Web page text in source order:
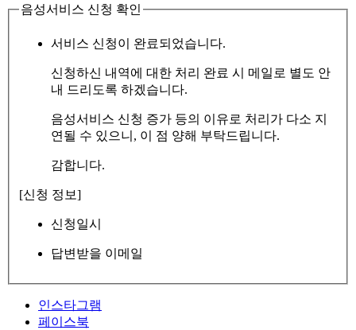
음성서비스 신청 확인
서비스 신청이 완료되었습니다.
신청하신 내역에 대한 처리 완료 시 메일로 별도 안
내 드리도록 하겠습니다.
음성서비스 신청 증가 등의 이유로 처리가 다소 지
연될 수 있으니, 이 점 양해 부탁드립니다.
감합니다.
[신청 정보]
신청일시
답변받을 이메일
인스타그램
페이스북